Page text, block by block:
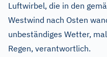
Luftwirbel, die in den
Westwind nach Osten
unbeständiges Wetter,
Regen, verantwortlich.